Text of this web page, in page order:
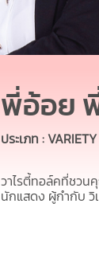
พี่อ้อย
ประเภท :
วาไรตี้ทอล์คที่ชวน
นักแสดง ผู้กำกับ วิ